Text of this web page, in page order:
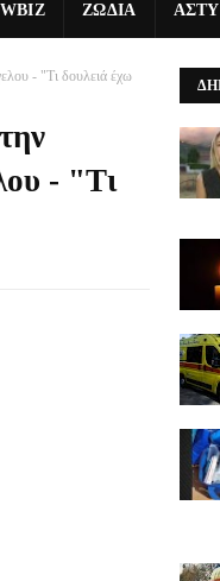
ΖΩΔΙΑ
- "Τι δουλειά έχω
- "Τι